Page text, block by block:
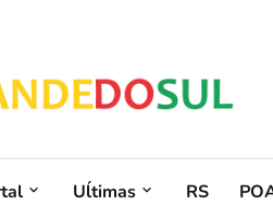
Uĺtimas RS